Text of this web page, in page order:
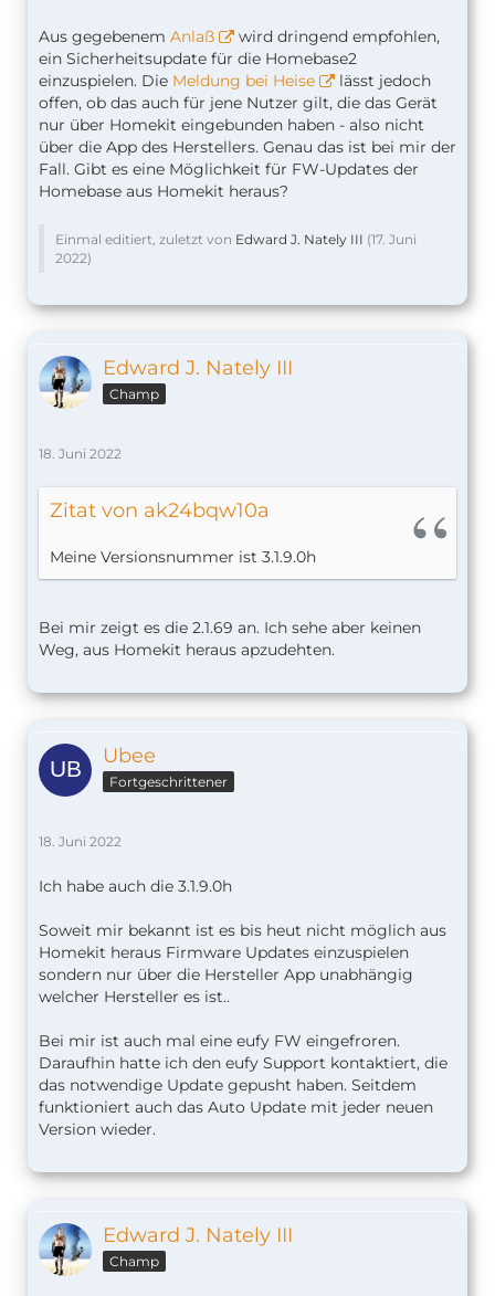
Aus gegebenem Anlaß
wird dringend empfohlen,
ein Sicherheitsupdate für die Homebase2
einzuspielen. Die Meldung bei Heise
lässt jedoch
offen, ob das auch für jene Nutzer gilt, die das Gerät
nur über Homekit eingebunden haben - also nicht
über die App des Herstellers. Genau das ist bei mir der
Fall. Gibt es eine Möglichkeit für FW-Updates der
Homebase aus Homekit heraus?
Einmal editiert, zuletzt von Edward J. Nately III (17. Juni
2022)
Edward J. Nately III
Champ
18. Juni 2022
Zitat von ak24bqw10a
Meine Versionsnummer ist 3.1.9.0h
Bei mir zeigt es die 2.1.69 an. Ich sehe aber keinen
Weg, aus Homekit heraus apzudehten.
Ubee
Fortgeschrittener
18. Juni 2022
Ich habe auch die 3.1.9.0h
Soweit mir bekannt ist es bis heut nicht möglich aus
Homekit heraus Firmware Updates einzuspielen
sondern nur über die Hersteller App unabhängig
welcher Hersteller es ist..
Bei mir ist auch mal eine eufy FW eingefroren.
Daraufhin hatte ich den eufy Support kontaktiert, die
das notwendige Update gepusht haben. Seitdem
funktioniert auch das Auto Update mit jeder neuen
Version wieder.
Edward J. Nately III
Champ